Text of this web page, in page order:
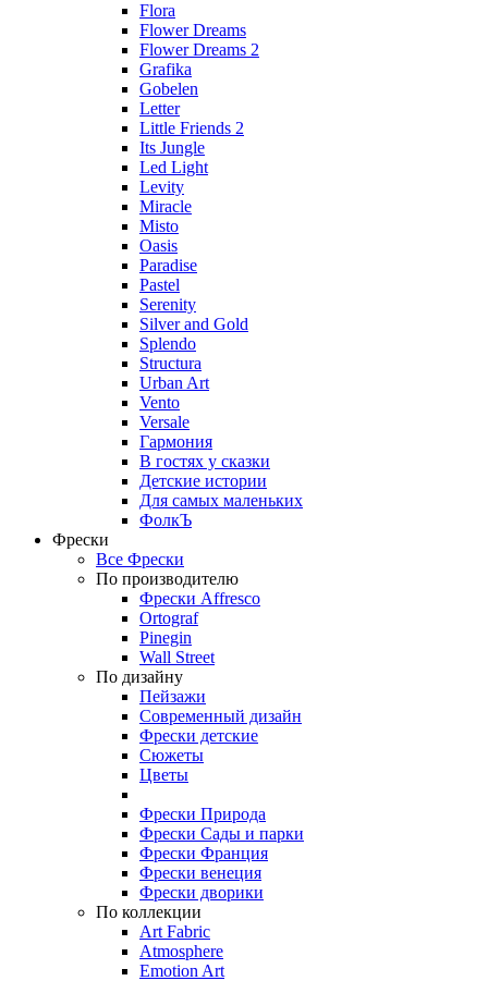
Flora
Flower Dreams
Flower Dreams 2
Grafika
Gobelen
Letter
Little Friends 2
Its Jungle
Led Light
Levity
Miracle
Misto
Oasis
Paradise
Pastel
Serenity
Silver and Gold
Splendo
Structura
Urban Art
Vento
Versale
Гармония
В гостях у сказки
Детские истории
Для самых маленьких
ФолкЪ
Фрески
Все Фрески
По производителю
Фрески Affresco
Ortograf
Pinegin
Wall Street
По дизайну
Пейзажи
Современный дизайн
Фрески детские
Сюжеты
Цветы
Фрески Природа
Фрески Сады и парки
Фрески Франция
Фрески венеция
Фрески дворики
По коллекции
Art Fabric
Atmosphere
Emotion Art